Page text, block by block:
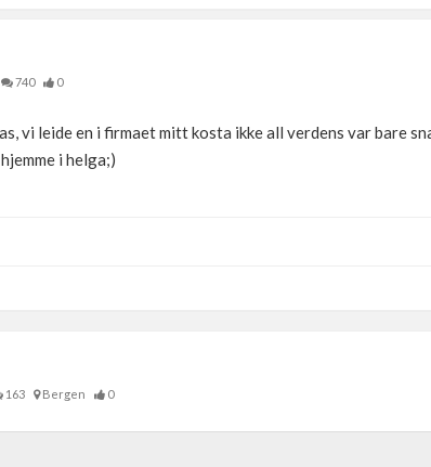
740 0
vi leide en i firmaet mitt kosta ikke all verdens var bare
i helga;)
163 Bergen 0